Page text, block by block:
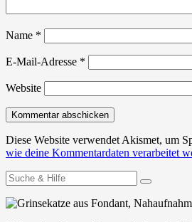
Name *
E-Mail-Adresse *
Website
Diese Website verwendet Akismet, um
wie deine Kommentardaten verarbeitet
Suchen
nach: